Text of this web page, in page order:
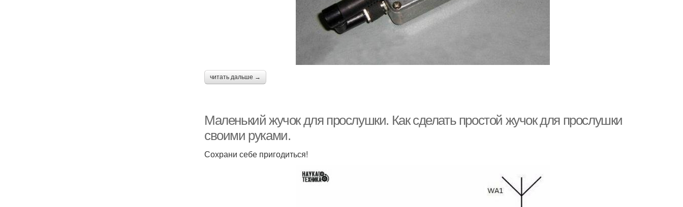
читать дальше →
Маленький жучок для прослушки. Как сделать простой жучок для прослушки
своими руками.
Сохрани себе пригодиться!